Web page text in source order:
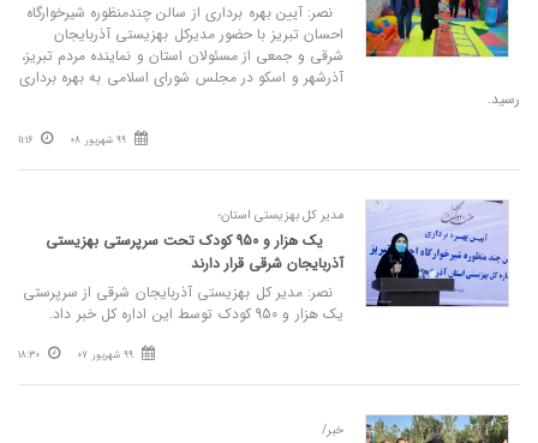
نصر: آیین بهره برداری از سالن چندمنظوره شیرخوارگاه
احسان تبریز با حضور مدیرکل بهزیستی آذربایجان
شرقی و جمعی از مسئولان استان و نماینده مردم تبریز،
آذرشهر و اسکو در مجلس شورای اسلامی به بهره برداری
رسید.
99 شهریور 08 11:16
مدیر کل بهزیستی استان؛
یک هزار و 950 کودک تحت سرپرستی بهزیستی
آذربایجان شرقی قرار دارند
نصر: مدیر کل بهزیستی آذربایجان شرقی از سرپرستی
یک هزار و 950 کودک توسط این اداره کل خبر داد.
99 شهریور 07 18:30
خبر/